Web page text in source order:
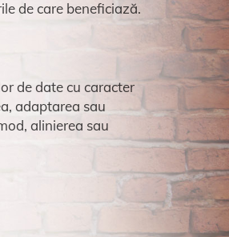
de care beneficiază.
de date cu caracter
adaptarea sau
alinierea sau